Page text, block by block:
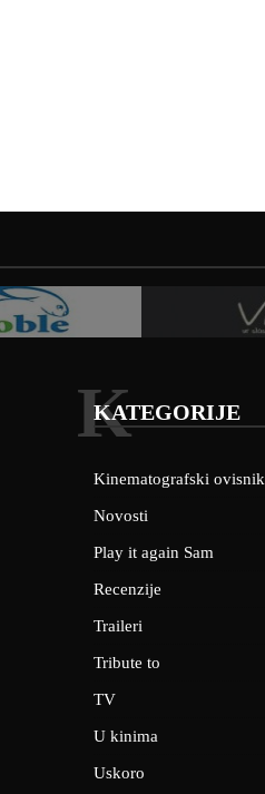
KATEGORIJE
K
Kinematografski ovisnik
Novosti
Play it again Sam
Recenzije
Traileri
Tribute to
TV
U kinima
Uskoro